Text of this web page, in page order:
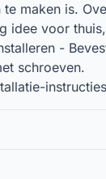
maken is.
idee voor thuis,
-
schroeven.
instructies